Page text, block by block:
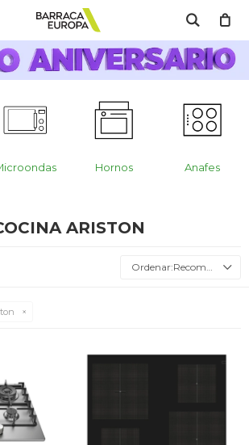
Hornos Anafes
ARISTON
Recomendados
MI CUENTA
Escríbenos Aquí!! Promo Aniversario
Cocina
& Audio